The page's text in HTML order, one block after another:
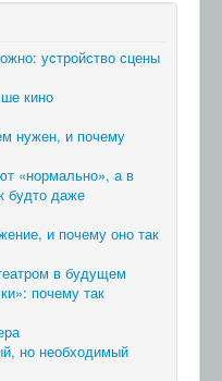
устройство сцены
кино
нужен, и почему
«нормально», а в
будто даже
и почему оно так
в будущем
почему так
но необходимый